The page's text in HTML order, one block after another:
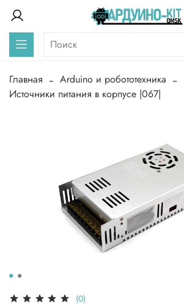
Главная Arduino и робототехника
Источники питания в корпусе |067|
(0)